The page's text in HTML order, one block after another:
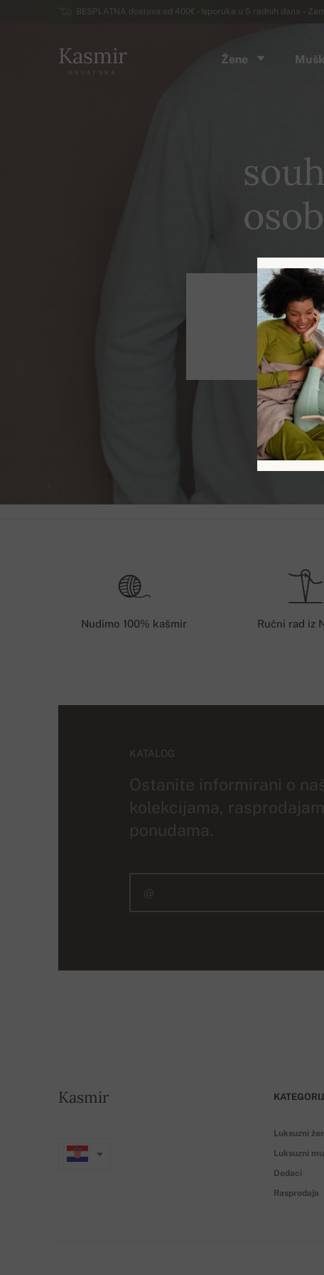
BESPLATNA dostava od 400€ - Isporuka u 5 radnih dana –
Kasmir
HRVATSKA
Žene
Nudimo 100% kašmir Ručni rad iz
KATALOG
Ostanite informirani o
kolekcijama,
ponudama.
Kasmir
Luksuzni
Luksuzni
Dodaci
Rasprodaja